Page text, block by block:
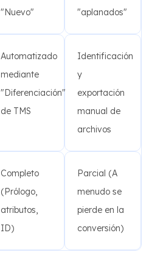
"Nuevo"
"aplanados"
Automatizado
mediante
"Diferenciación"
de TMS
Identificación
y
exportación
manual de
archivos
Completo
(Prólogo,
atributos,
ID)
Parcial (A
menudo se
pierde en la
conversión)